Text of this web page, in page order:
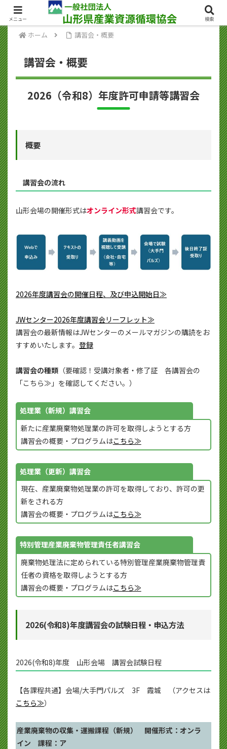
お問い合わせ
ホーム 講習会・概要
講習会・概要
2026（令和8）年度許可申請等講習会
概要
講習会の流れ
山形会場の開催形式はオンライン形式講習会です。
2026年度講習会の開催日程、及び申込開始日≫
JWセンター2026年度講習会リーフレット≫
講習会の最新情報はJWセンターのメールマガジンの購読をお
すすめいたします。 登録
講習会の種類 （要確認！受講対象者・修了証 各講習会の
「こちら≫」を確認してください。）
処理業（新規）講習会
新たに産業廃棄物処理業の許可を取得しようとする方
講習会の概要・プログラムはこちら≫
処理業（更新）講習会
現在、産業廃棄物処理業の許可を取得しており、許可の更
新をされる方
講習会の概要・プログラムはこちら≫
特別管理産業廃棄物管理責任者講習会
廃棄物処理法に定められている特別管理産業廃棄物管理責
任者の資格を取得しようとする方
講習会の概要・プログラムはこちら≫
2026(令和8)年度講習会の試験日程・申込方法
2026(令和8)年度 山形会場 講習会試験日程
【各課程共通】会場/大手門パルズ 3F 霞城 （アクセスは
こちら≫）
産業廃棄物の収集・運搬課程（新規） 開催形式：オンラ
イン 課程：ア
メニュー 検索